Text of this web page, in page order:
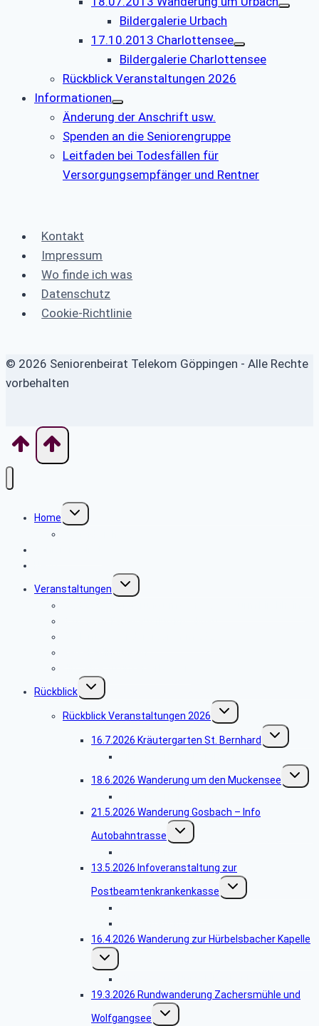
Bildergalerie Urbach
17.10.2013 Charlottensee
Bildergalerie Charlottensee
Rückblick Veranstaltungen 2026
Informationen
Änderung der Anschrift usw.
Spenden an die Seniorengruppe
Leitfaden bei Todesfällen für
Versorgungsempfänger und Rentner
Kontakt
Impressum
Wo finde ich was
Datenschutz
Cookie-Richtlinie
© 2026 Seniorenbeirat Telekom Göppingen - Alle Rechte
vorbehalten
Home
Untermenü
umschalten
Veranstaltungen
Untermenü
umschalten
Rückblick
Untermenü
umschalten
Rückblick Veranstaltungen 2026
Untermenü
umschalten
16.7.2026 Kräutergarten St. Bernhard
Untermenü
umschalten
18.6.2026 Wanderung um den Muckensee
21.5.2026 Wanderung Gosbach – Info
Autobahntrasse
Untermenü
umschalten
13.5.2026 Infoveranstaltung zur
Postbeamtenkrankenkasse
Untermenü
umschalten
16.4.2026 Wanderung zur Hürbelsbacher Kapelle
Untermenü
umschalten
19.3.2026 Rundwanderung Zachersmühle und
Wolfgangsee
Untermenü
umschalten